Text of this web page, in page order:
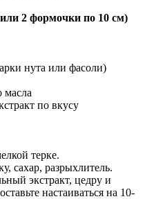
2 формочки по 10 см)
нута или фасоли)
масла
по вкусу
терке.
сахар, разрыхлитель.
экстракт, цедру и
настаиваться на 10-